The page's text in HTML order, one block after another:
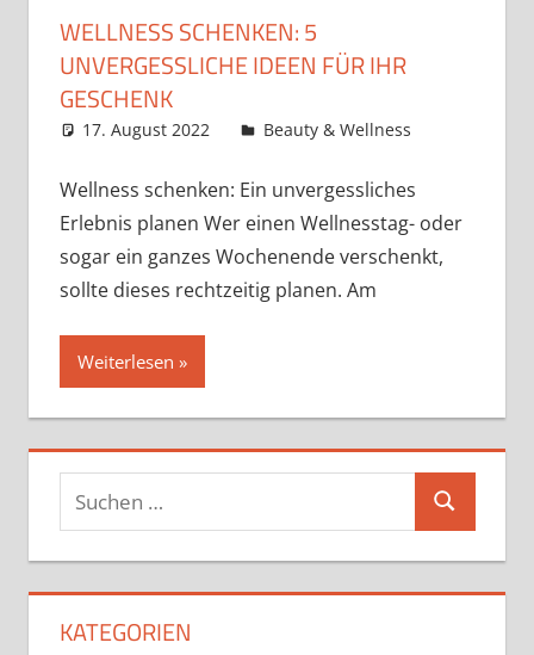
WELLNESS SCHENKEN: 5
UNVERGESSLICHE IDEEN FÜR IHR
GESCHENK
17. August 2022 admin
Beauty & Wellness
Wellness schenken: Ein unvergessliches
Erlebnis planen Wer einen Wellnesstag- oder
sogar ein ganzes Wochenende verschenkt,
sollte dieses rechtzeitig planen. Am
Weiterlesen
Suchen
nach:
Suchen
KATEGORIEN